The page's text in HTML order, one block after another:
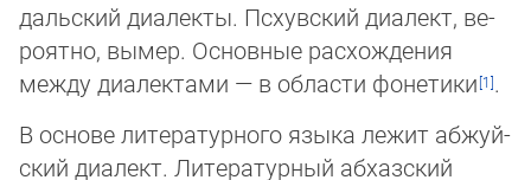
даль­ский ди­а­лек­ты. Псхув­ский ди­а­лект, ве­
ро­ят­но, вы­мер. Основные рас­хо­ж­де­ния
меж­ду диа­лек­та­ми — в об­лас­ти фо­не­ти­ки
.
В ос­но­ве литературного язы­ка ле­жит аб­жуй­
ский диалект. Ли­те­ра­тур­ный абхазский